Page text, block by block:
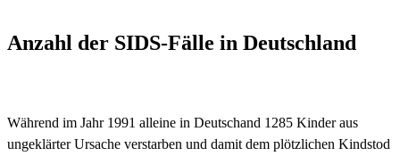
Anzahl der SIDS-Fälle in Deutschland
Während im Jahr 1991 alleine in Deutschand 1285 Kinder aus
ungeklärter Ursache verstarben und damit dem plötzlichen Kindstod